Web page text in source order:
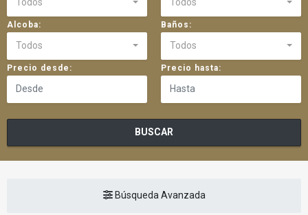
Todos Todos
Alcoba:
Todos
Baños:
Todos
Precio desde: Precio hasta:
BUSCAR
Búsqueda Avanzada